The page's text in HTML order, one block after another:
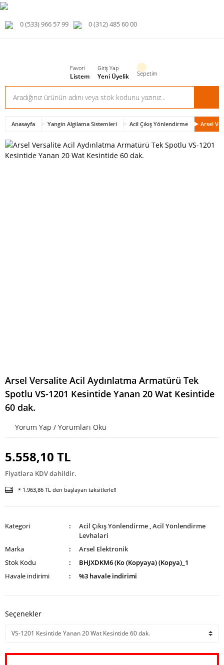
0 (533) 966 57 99 0 (312) 485 60 00
Favori
Listem
Giriş Yap
Yeni Üyelik Sepetim
Anasayfa Yangin Algilama Sistemleri Acil Çıkış Yönlendirme Arsel
Arsel Versalite Acil Aydınlatma Armatürü Tek
Spotlu VS-1201 Kesintide Yanan 20 Wat Kesintide
60 dak.
Yorum Yap / Yorumları Oku
5.558,10 TL
Fiyatlara KDV dahildir.
* 1.963,86 TL den başlayan taksitlerle!!
Kategori Acil Çıkış Yönlendirme ,Acil Yönlendirme
Levhalari
Marka
Arsel Elektronik
Stok Kodu
BHJXDKM6 (Ko (Kopyaya) (Kopya)_1
Havale indirimi
%3 havale indirimi
Seçenekler